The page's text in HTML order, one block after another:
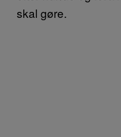
skal gøre.